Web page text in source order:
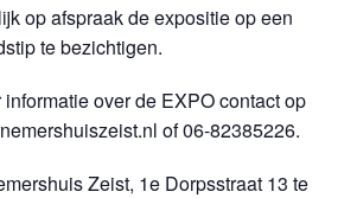
op afspraak de expositie op een
te bezichtigen.
over de EXPO contact op
of 06-82385226.
Zeist, 1e Dorpsstraat 13 te